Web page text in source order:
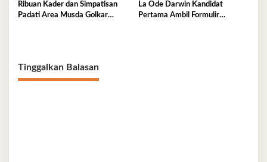
Ribuan Kader dan Simpatisan
Padati Area Musda Golkar
La Ode Darwin Kandidat
Pertama Ambil Formulir
Tinggalkan Balasan